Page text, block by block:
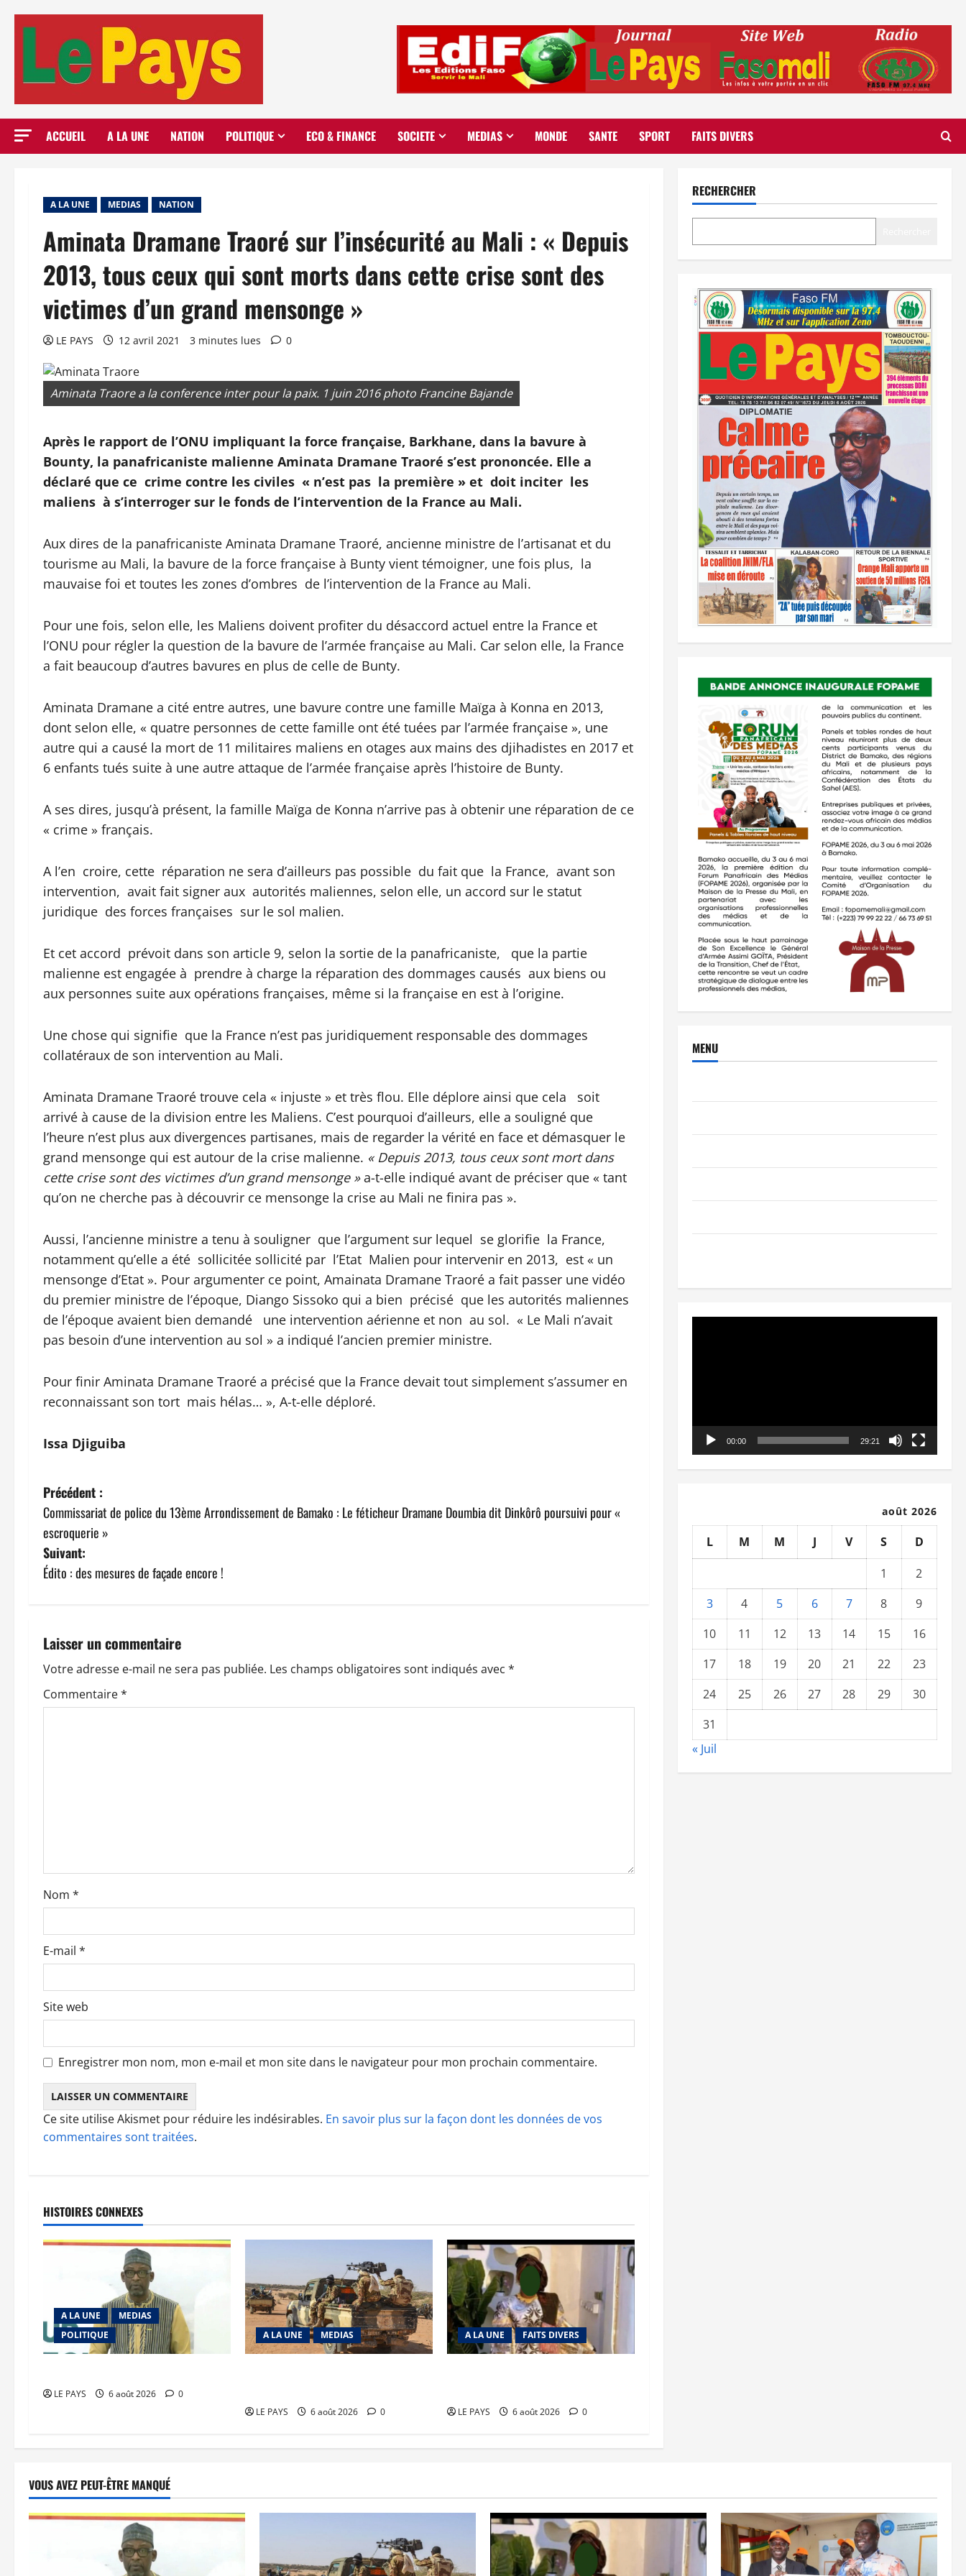
ACCUEIL A LA UNE NATION POLITIQUE ECO & FINANCE SOCIETE MEDIAS MONDE SANTE SPORT FAITS DIVERS
A LA UNE MEDIAS NATION
Aminata Dramane Traoré sur l’insécurité au Mali : « Depuis
2013, tous ceux qui sont morts dans cette crise sont des
victimes d’un grand mensonge »
LE PAYS 12 avril 2021 3 minutes lues 0
Aminata Traore a la conference inter pour la paix. 1 juin 2016 photo Francine Bajande
Après le rapport de l’ONU impliquant la force française, Barkhane, dans la bavure à
Bounty, la panafricaniste malienne Aminata Dramane Traoré s’est prononcée. Elle a
déclaré que ce crime contre les civiles « n’est pas la première » et doit inciter les
maliens à s’interroger sur le fonds de l’intervention de la France au Mali.
Aux dires de la panafricaniste Aminata Dramane Traoré, ancienne ministre de l’artisanat et du
tourisme au Mali, la bavure de la force française à Bunty vient témoigner, une fois plus, la
mauvaise foi et toutes les zones d’ombres de l’intervention de la France au Mali.
Pour une fois, selon elle, les Maliens doivent profiter du désaccord actuel entre la France et
l’ONU pour régler la question de la bavure de l’armée française au Mali. Car selon elle, la France
a fait beaucoup d’autres bavures en plus de celle de Bunty.
Aminata Dramane a cité entre autres, une bavure contre une famille Maïga à Konna en 2013,
dont selon elle, « quatre personnes de cette famille ont été tuées par l’armée française », une
autre qui a causé la mort de 11 militaires maliens en otages aux mains des djihadistes en 2017 et
6 enfants tués suite à une autre attaque de l’armée française après l’histoire de Bunty.
A ses dires, jusqu’à présent, la famille Maïga de Konna n’arrive pas à obtenir une réparation de ce
« crime » français.
A l’en croire, cette réparation ne sera d’ailleurs pas possible du fait que la France, avant son
intervention, avait fait signer aux autorités maliennes, selon elle, un accord sur le statut
juridique des forces françaises sur le sol malien.
Et cet accord prévoit dans son article 9, selon la sortie de la panafricaniste, que la partie
malienne est engagée à prendre à charge la réparation des dommages causés aux biens ou
aux personnes suite aux opérations françaises, même si la française en est à l’origine.
Une chose qui signifie que la France n’est pas juridiquement responsable des dommages
collatéraux de son intervention au Mali.
Aminata Dramane Traoré trouve cela « injuste » et très flou. Elle déplore ainsi que cela soit
arrivé à cause de la division entre les Maliens. C’est pourquoi d’ailleurs, elle a souligné que
l’heure n’est plus aux divergences partisanes, mais de regarder la vérité en face et démasquer le
grand mensonge qui est autour de la crise malienne. « Depuis 2013, tous ceux sont mort dans
cette crise sont des victimes d’un grand mensonge »a-t-elle indiqué avant de préciser que « tant
qu’on ne cherche pas à découvrir ce mensonge la crise au Mali ne finira pas ».
Aussi, l’ancienne ministre a tenu à souligner que l’argument sur lequel se glorifie la France,
notamment qu’elle a été sollicitée sollicité par l’Etat Malien pour intervenir en 2013, est « un
mensonge d’Etat ». Pour argumenter ce point, Amainata Dramane Traoré a fait passer une vidéo
du premier ministre de l’époque, Diango Sissoko qui a bien précisé que les autorités maliennes
de l’époque avaient bien demandé une intervention aérienne et non au sol. « Le Mali n’avait
pas besoin d’une intervention au sol » a indiqué l’ancien premier ministre.
Pour finir Aminata Dramane Traoré a précisé que la France devait tout simplement s’assumer en
reconnaissant son tort mais hélas… », A-t-elle déploré.
Issa Djiguiba
N
a
v
i
a
t
i
r
t
i
l
e
Précédent :
Commissariat de police du 13ème Arrondissement de Bamako : Le féticheur Dramane Doumbia dit Dinkôrô poursuivi pour «
escroquerie »
Suivant:
Édito : des mesures de façade encore !
Laisser un commentaire
Votre adresse e-mail ne sera pas publiée. Les champs obligatoires sont indiqués avec *
Commentaire*
Nom *
E-mail *
Site web
Enregistrer mon nom, mon e-mail et mon site dans le navigateur pour mon prochain commentaire.
Ce site utilise Akismet pour réduire les indésirables. En savoir plus sur la façon dont les données de vos
commentaires sont traitées.
HISTOIRES CONNEXES
A LA UNE
MEDIAS
POLITIQUE
LE PAYS 6 août 2026 0
A LA UNE MEDIAS
LE PAYS 6 août 2026 0
A LA UNE FAITS DIVERS
LE PAYS 6 août 2026 0
RECHERCHER
MENU
00:00 29:21
août 2026
L M M J V S
D
1
2
3
4 5 6 7 8
9
10
11 12 13 14 15
16
17
18 19 20 21 22
23
24
25 26 27 28 29
30
31
« Juil
VOUS AVEZ PEUT-ÊTRE MANQUÉ